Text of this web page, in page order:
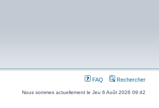
FAQ Rechercher
Nous sommes actuellement le Jeu 6 Août 2026 09:42